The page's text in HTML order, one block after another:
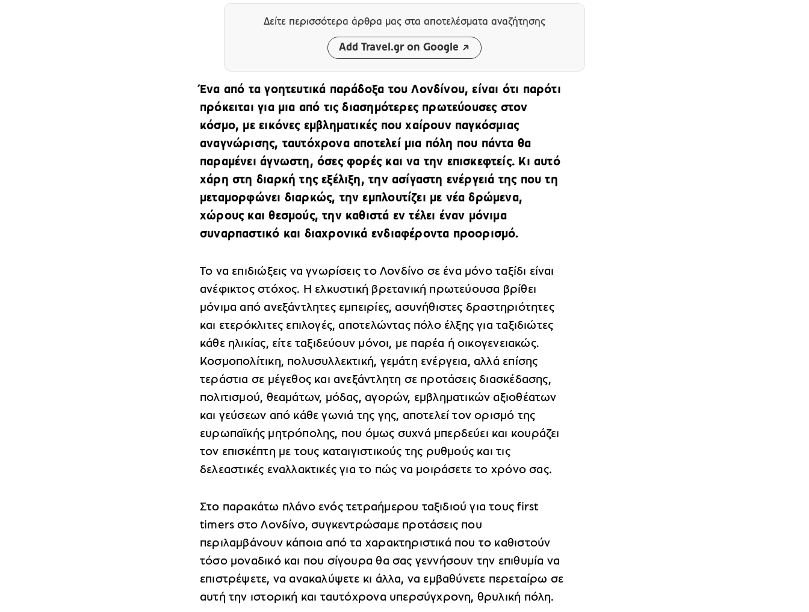
Δείτε περισσότερα άρθρα μας στα αποτελέσματα αναζήτησης
Add Travel.gr on Google
Ένα από τα γοητευτικά παράδοξα του Λονδίνου, είναι ότι παρότι
πρόκειται για μια από τις διασημότερες πρωτεύουσες στον
κόσμο, με εικόνες εμβληματικές που χαίρουν παγκόσμιας
αναγνώρισης, ταυτόχρονα αποτελεί μια πόλη που πάντα θα
παραμένει άγνωστη, όσες φορές και να την επισκεφτείς. Κι αυτό
χάρη στη διαρκή της εξέλιξη, την ασίγαστη ενέργειά της που τη
μεταμορφώνει διαρκώς, την εμπλουτίζει με νέα δρώμενα,
χώρους και θεσμούς, την καθιστά εν τέλει έναν μόνιμα
συναρπαστικό και διαχρονικά ενδιαφέροντα προορισμό.
Το να επιδιώξεις να γνωρίσεις το Λονδίνο σε ένα μόνο ταξίδι είναι
ανέφικτος στόχος. Η ελκυστική βρετανική πρωτεύουσα βρίθει
μόνιμα από ανεξάντλητες εμπειρίες, ασυνήθιστες δραστηριότητες
και ετερόκλιτες επιλογές, αποτελώντας πόλο έλξης για ταξιδιώτες
κάθε ηλικίας, είτε ταξιδεύουν μόνοι, με παρέα ή οικογενειακώς.
Κοσμοπολίτικη, πολυσυλλεκτική, γεμάτη ενέργεια, αλλά επίσης
τεράστια σε μέγεθος και ανεξάντλητη σε προτάσεις διασκέδασης,
πολιτισμού, θεαμάτων, μόδας, αγορών, εμβληματικών αξιοθέατων
και γεύσεων από κάθε γωνιά της γης, αποτελεί τον ορισμό της
ευρωπαϊκής μητρόπολης, που όμως συχνά μπερδεύει και κουράζει
τον επισκέπτη με τους καταιγιστικούς της ρυθμούς και τις
δελεαστικές εναλλακτικές για το πώς να μοιράσετε το χρόνο σας.
Στο παρακάτω πλάνο ενός τετραήμερου ταξιδιού για τους first
timers στο Λονδίνο, συγκεντρώσαμε προτάσεις που
περιλαμβάνουν κάποια από τα χαρακτηριστικά που το καθιστούν
τόσο μοναδικό και που σίγουρα θα σας γεννήσουν την επιθυμία να
επιστρέψετε, να ανακαλύψετε κι άλλα, να εμβαθύνετε περεταίρω σε
αυτή την ιστορική και ταυτόχρονα υπερσύγχρονη, θρυλική πόλη.